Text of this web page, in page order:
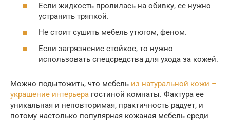
Если жидкость пролилась на обивку, ее нужно
устранить тряпкой.
Не стоит сушить мебель утюгом, феном.
Если загрязнение стойкое, то нужно
использовать спецсредства для ухода за кожей.
Можно подытожить, что мебель из натуральной кожи –
украшение интерьера гостиной комнаты. Фактура ее
уникальная и неповторимая, практичность радует, и
потому настолько популярная кожаная мебель среди